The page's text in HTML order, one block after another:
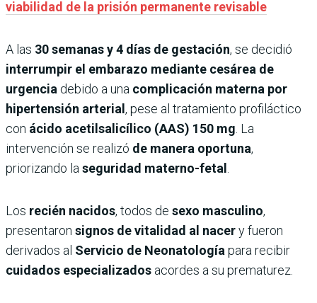
viabilidad de la prisión permanente revisable
A las 30 semanas y 4 días de gestación, se decidió
interrumpir el embarazo mediante cesárea de
urgencia debido a una complicación materna por
hipertensión arterial , pese al tratamiento profiláctico
con ácido acetilsalicílico (AAS) 150 mg. La
intervención se realizó de manera oportuna,
priorizando laseguridad materno-fetal .
Los recién nacidos, todos de sexo masculino,
presentaron signos de vitalidad al nacery fueron
derivados al Servicio de Neonatologíapara recibir
cuidados especializados acordes a su prematurez.